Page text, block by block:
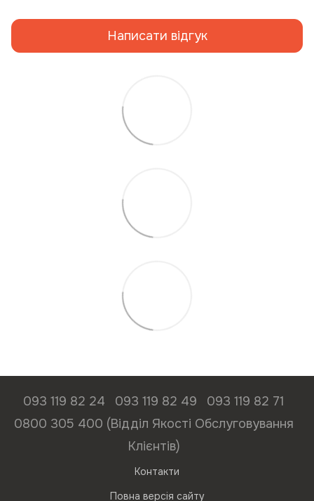
Написати відгук
093 119 82 24 093 119 82 49
093 119 82 71
0800 305 400 (Відділ Якості Обслуговування
Клієнтів)
Контакти
Повна версія сайту